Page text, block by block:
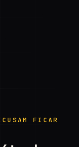
FICAR